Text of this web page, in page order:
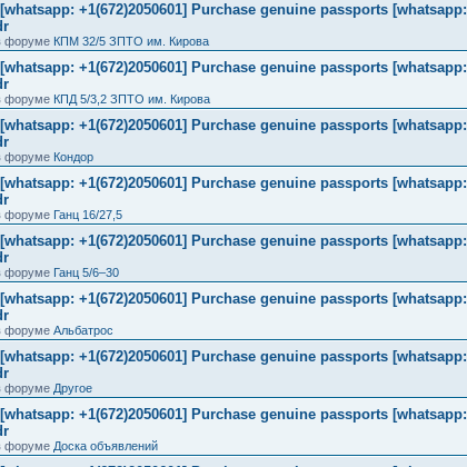
+1(672)2050601] Purchase genuine passports [whatsapp:
форуме КПМ 32/5 ЗПТО им. Кирова
+1(672)2050601] Purchase genuine passports [whatsapp:
форуме КПД 5/3,2 ЗПТО им. Кирова
+1(672)2050601] Purchase genuine passports [whatsapp:
форуме Кондор
+1(672)2050601] Purchase genuine passports [whatsapp:
форуме Ганц 16/27,5
+1(672)2050601] Purchase genuine passports [whatsapp:
форуме Ганц 5/6–30
+1(672)2050601] Purchase genuine passports [whatsapp:
форуме Альбатрос
+1(672)2050601] Purchase genuine passports [whatsapp:
форуме Другое
+1(672)2050601] Purchase genuine passports [whatsapp:
форуме Доска объявлений